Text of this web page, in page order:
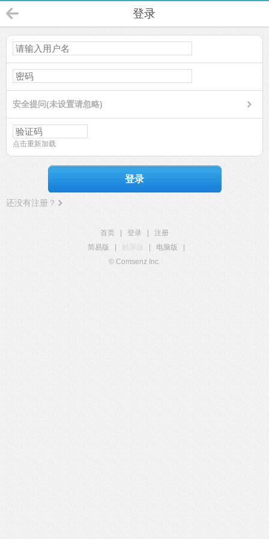
登录
安全提问(未设置请忽略)
点击重新加载
登录
还没有注册？
首页 登录
注册
简易版
触屏版 电脑版
© Comsenz Inc.